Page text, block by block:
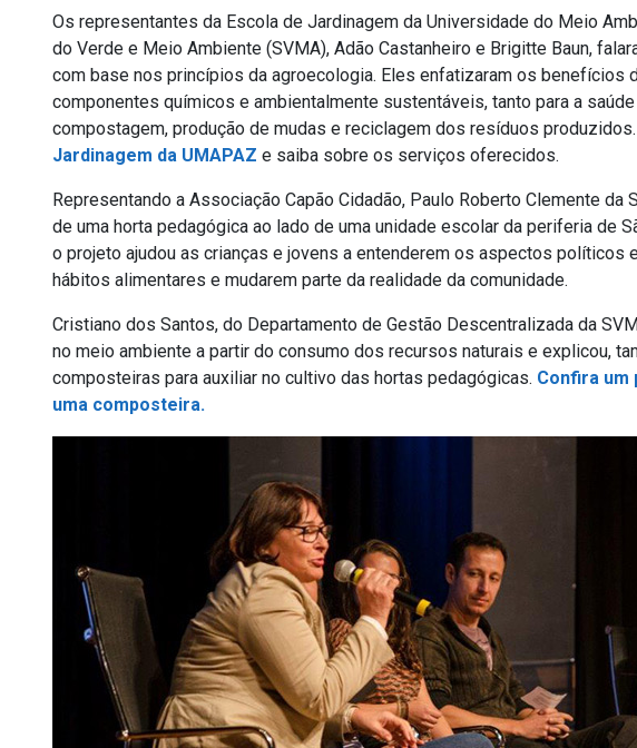
Os representantes da Escola de Jardinagem da Universidade do Meio
do Verde e Meio Ambiente (SVMA), Adão Castanheiro e Brigitte Baun,
com base nos princípios da agroecologia. Eles enfatizaram os benefícios
componentes químicos e ambientalmente sustentáveis, tanto para a
compostagem, produção de mudas e reciclagem dos resíduos
Jardinagem da UMAPAZ e saiba sobre os serviços oferecidos.
Representando a Associação Capão Cidadão, Paulo Roberto Clemente da
de uma horta pedagógica ao lado de uma unidade escolar da periferia de
o projeto ajudou as crianças e jovens a entenderem os aspectos políticos
hábitos alimentares e mudarem parte da realidade da comunidade.
Cristiano dos Santos, do Departamento de Gestão Descentralizada da
no meio ambiente a partir do consumo dos recursos naturais e explicou,
composteiras para auxiliar no cultivo das hortas pedagógicas. Confira um
uma composteira.